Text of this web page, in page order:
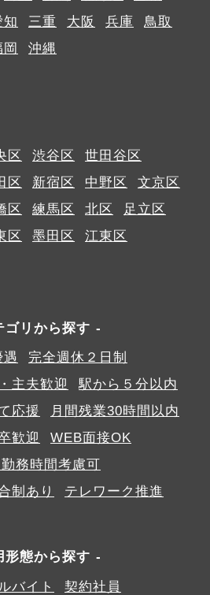
知 三重 大阪 兵庫
鳥取
沖縄
区 渋谷区
世田谷区
区 新宿区 中野区
文京区
区 練馬区 北区
足立区
区 墨田区
江東区
ゴリから探す
遇
完全週休２日制
主夫歓迎
駅から５分以内
応援
月間残業30時間以内
歓迎
WEB面接OK
務時間考慮可
制あり テレワーク推進
形態から探す
バイト 契約社員